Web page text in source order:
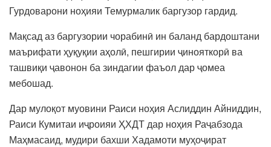
Гурдоварони ноҳияи Темурмалик баргузор гардид.
Мақсад аз баргузории чорабинӣ ин баланд бардоштани
маърифати ҳуқуқии аҳолӣ, пешгирии ҷинояткорӣ ва
ташвиқи ҷавонон ба зиндагии фаъол дар ҷомеа
мебошад.
Дар мулоқот муовини Раиси ноҳия Аслиддин Айниддин,
Раиси Кумитаи иҷроияи ҲХДТ дар ноҳия Раҷабзода
Маҳмасаид, мудири бахши Хадамоти муҳоҷират